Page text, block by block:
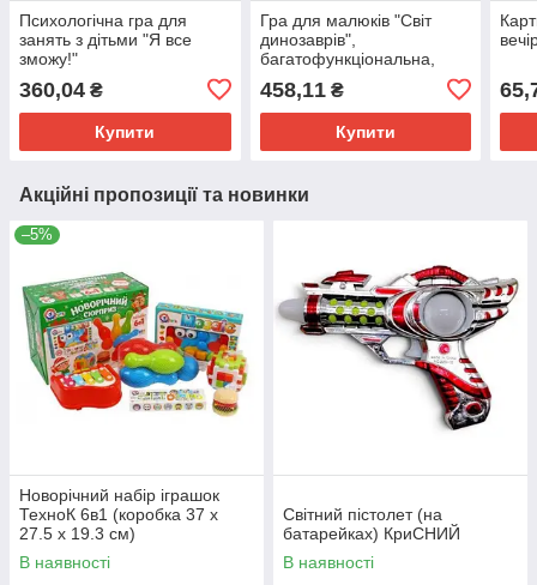
Психологічна гра для
занять з дітьми "Я все
зможу!"
360,04 ₴
Купити
Гра для малюків "Світ
динозаврів",
багатофункціональна,
звуки клацань, вивчення
кольорів
458,11₴
Купити
Акційні пропозиції та новинки
–5%
Новорічний набір іграшок
ТехноК 6в1 (коробка 37 х
27.5 х 19.3 см)
В наявності
Світний пістолет (на
батарейках) КриСНИЙ
В наявності